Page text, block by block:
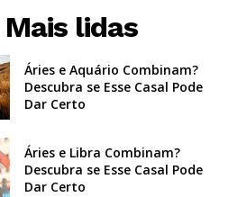
Mais lidas
Áries e Aquário Combinam?
Descubra se Esse Casal Pode
Dar Certo
Áries e Libra Combinam?
Descubra se Esse Casal Pode
Dar Certo